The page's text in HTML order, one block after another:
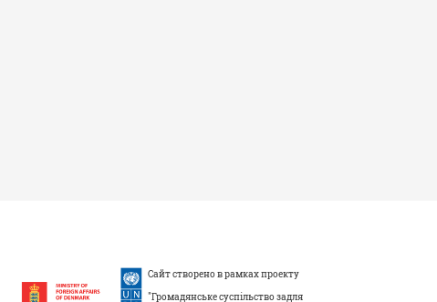
Сайт створено в рамках проекту
"Громадянське суспільство задля